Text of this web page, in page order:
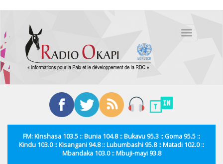
contenu
principal
Toggle
FM: Kinshasa 103.5 :: Bunia 104.8 :: Bukavu 95.3 :: Goma 95.5 ::
Kindu 103.0 :: Kisangani 94.8 :: Lubumbashi 95.8 :: Matadi 102.0 ::
Mbandaka 103.0 :: Mbuji-mayi 93.8